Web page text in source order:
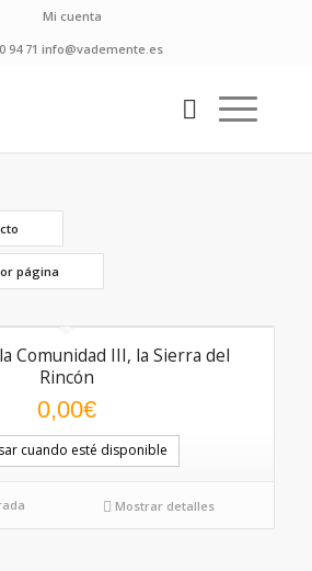
Mi cuenta
94 71 info@vademente.es
página
Comunidad III, la Sierra del
Rincón
0,00€
cuando esté disponible
Mostrar detalles